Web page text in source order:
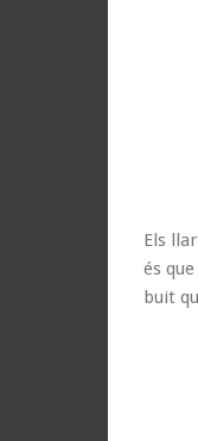
Els
és
buit